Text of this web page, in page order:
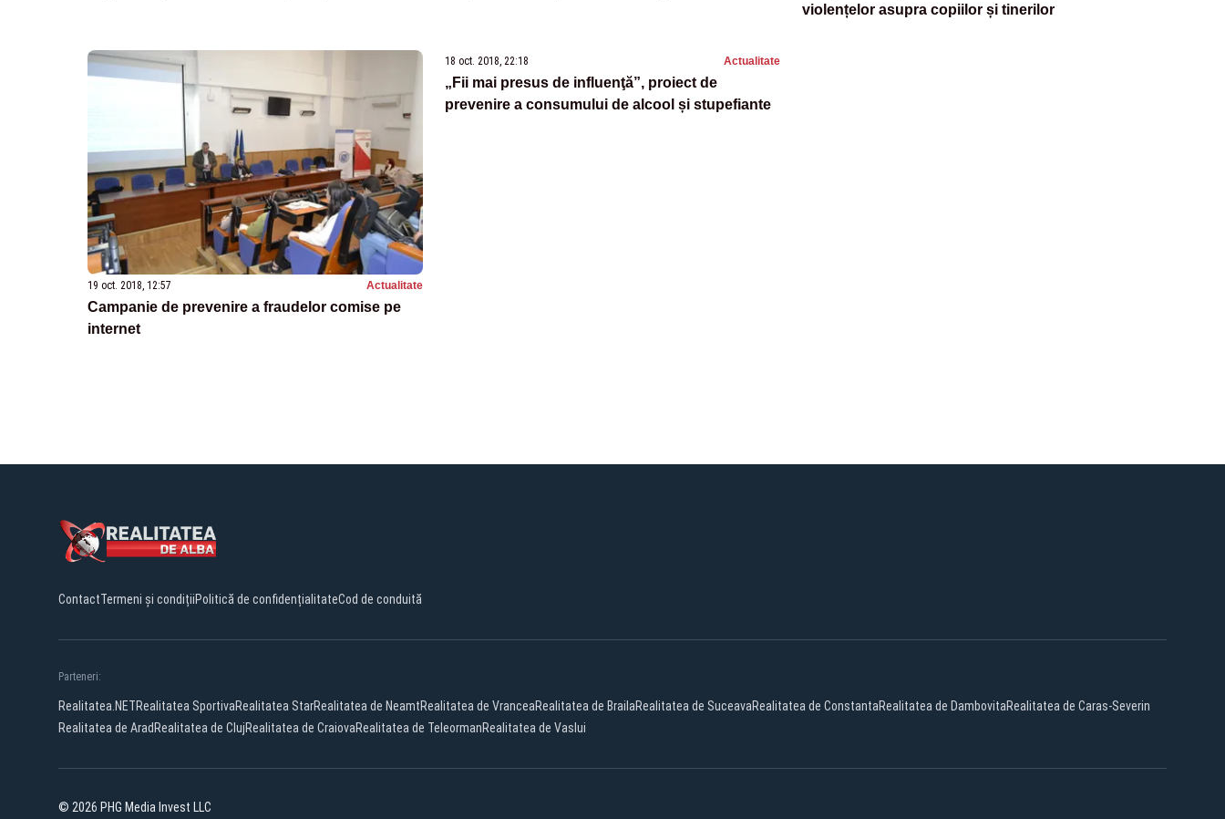
violențelor asupra copiilor și tinerilor
19 oct. 2018, 12:57 Actualitate
Campanie de prevenire a fraudelor comise pe
internet
18 oct. 2018, 22:18 Actualitate
„Fii mai presus de influenţă”, proiect de
prevenire a consumului de alcool și stupefiante
ContactTermeni și condițiiPolitică de confidențialitateCod de conduită
Parteneri:
Realitatea.NETRealitatea SportivaRealitatea StarRealitatea de NeamtRealitatea de VranceaRealitatea de BrailaRealitatea de SuceavaRealitatea de ConstantaRealitatea de DambovitaRealitatea de Caras-Severin
Realitatea de Arad Realitatea de ClujRealitatea de CraiovaRealitatea de TeleormanRealitatea de Vaslui
© 2026 PHG Media Invest LLC